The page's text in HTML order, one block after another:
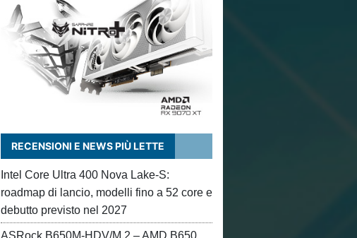
RECENSIONI E NEWS PIÙ LETTE
Intel Core Ultra 400 Nova Lake-S:
roadmap di lancio, modelli fino a 52 core e
debutto previsto nel 2027
ASRock B650M-HDV/M.2 – AMD B650